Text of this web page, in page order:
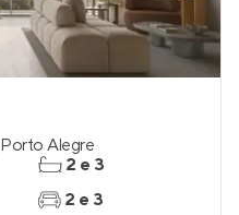
Porto Alegre
2 e 3
2 e 3